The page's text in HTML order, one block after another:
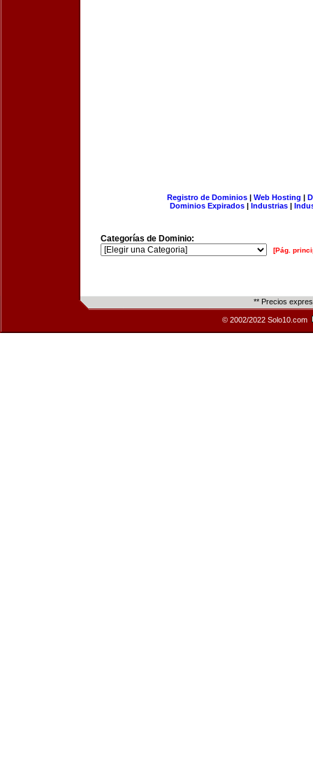
Registro de Dominios| Web Hosting |
Dominios Expirados | Industrias |
Categorías de Dominio:
[Pág.
** Precios
© 2002/2022 Solo10.com